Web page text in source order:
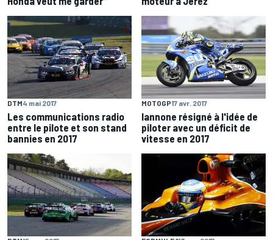
DTM4 mai 2017
Les communications radio
entre le pilote et son stand
bannies en 2017
MOTOGP17 avr. 2017
Iannone résigné à l'idée de
piloter avec un déficit de
vitesse en 2017